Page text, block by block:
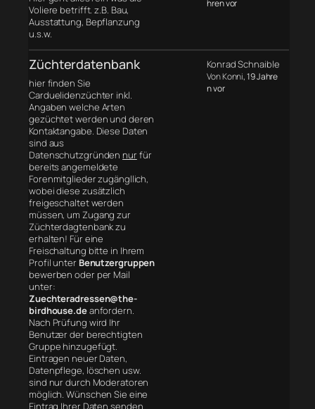
Voliere betrifft. z.B. Bau,
Ausstattung, Bepflanzung
u.s.w.
hren vor
Züchterdatenbank
hier finden Sie
Carduelidenzüchter inkl.
Angaben welche Arten
gezüchtet werden und deren
Kontaktangabe. Diese Daten
sind aus
Datenschutzgründen nurfür
bereits angemeldete
Forenmitglieder zugängllich,
wobei diese zusätzlich
freigeschaltet werden
müssen, um Zugang zur
Züchterdagtenbank zu
erhalten! Für eine
Freischaltung bitte in Ihrem
Profil unter Benutzergruppen
bewerben oder per Mail
unter:
Zuechteradressen@the-
birdhouse.deanfordern.
Nach Prüfung wird Ihr
Benutzer der berechtigten
Gruppe hinzugefügt.
Eintragen neuer Daten,
Datenpflege, löschen usw.
sind nur durch Moderatoren
möglich. Wünschen Sie eine
Eintrag Ihrer Daten senden
Konrad Schnaible
Von Konni, 19 Jahre
n vor